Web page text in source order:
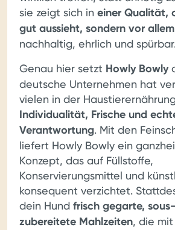
sie zeigt sich in einer Qualität,
gut aussieht, sondern vor
nachhaltig, ehrlich und
Genau hier setzt Howly Bowly
deutsche Unternehmen hat
vielen in der
Individualität, Frische und
Verantwortung. Mit den
liefert Howly Bowly ein
Konzept, das auf Füllstoffe,
Konservierungsmittel und
konsequent verzichtet.
dein Hund frisch gegarte,
zubereitete Mahlzeiten, die mit